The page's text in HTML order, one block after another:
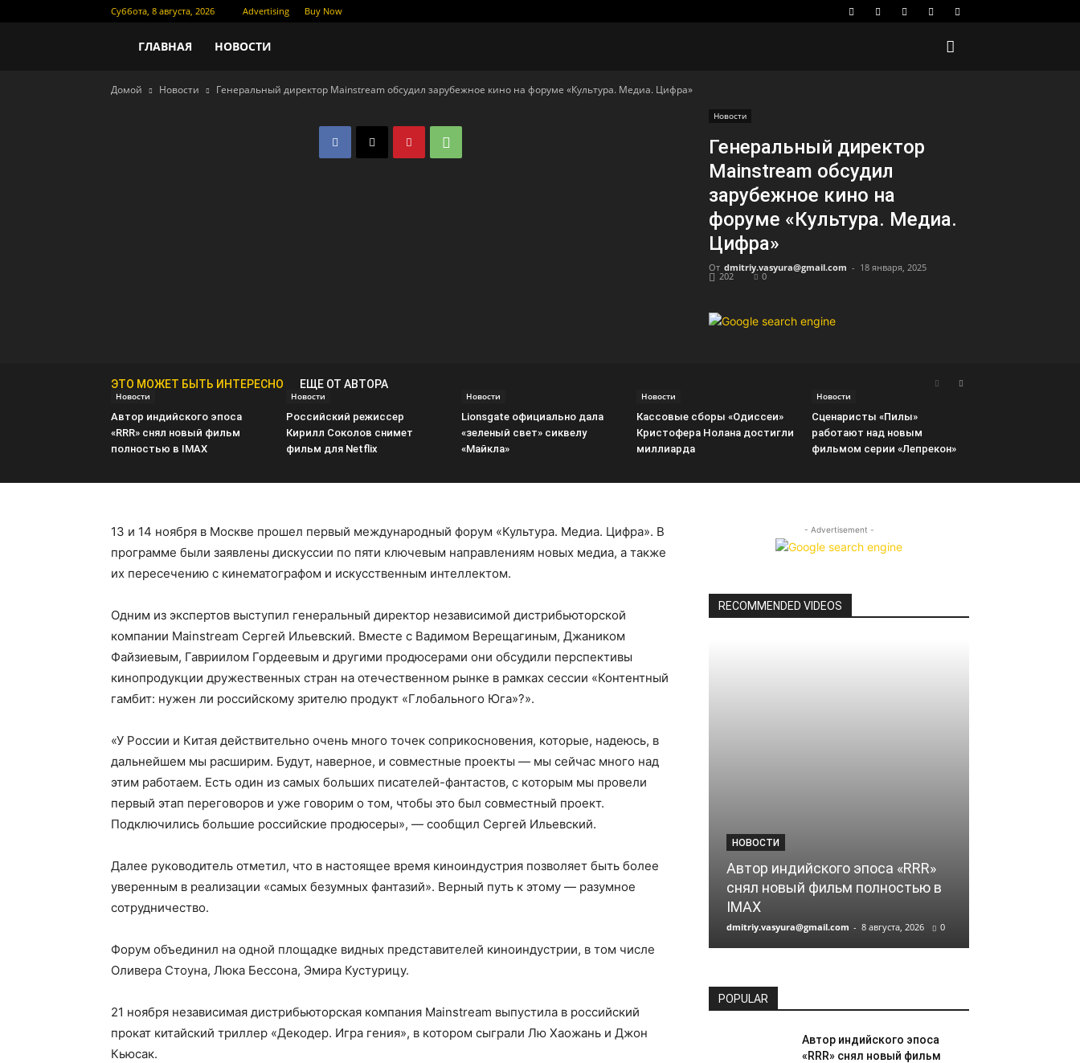
Суббота, 8 августа, 2026 Advertising Buy Now
Новости
кино
ГЛАВНАЯ НОВОСТИ
Домой Новости Генеральный директор Mainstream обсудил зарубежное кино на форуме «Культура. Медиа. Цифра»
Новости
Генеральный директор
Mainstream обсудил
зарубежное кино на
форуме «Культура. Медиа.
Цифра»
От dmitriy.vasyura@gmail.com - 18 января, 2025
202 0
ЭТО МОЖЕТ БЫТЬ ИНТЕРЕСНО ЕЩЕ ОТ АВТОРА
Новости
Автор индийского эпоса
«RRR» снял новый фильм
полностью в IMAX
Новости
Российский режиссер
Кирилл Соколов снимет
фильм для Netflix
Новости
Lionsgate официально дала
«зеленый свет» сиквелу
«Майкла»
Новости
Кассовые сборы «Одиссеи»
Кристофера Нолана достигли
миллиарда
Новости
Сценаристы «Пилы»
работают над новым
фильмом серии «Лепрекон»
13 и 14 ноября в Москве прошел первый международный форум «Культура. Медиа. Цифра». В
программе были заявлены дискуссии по пяти ключевым направлениям новых медиа, а также
их пересечению с кинематографом и искусственным интеллектом.
Одним из экспертов выступил генеральный директор независимой дистрибьюторской
компании Mainstream Сергей Ильевский. Вместе с Вадимом Верещагиным, Джаником
Файзиевым, Гавриилом Гордеевым и другими продюсерами они обсудили перспективы
кинопродукции дружественных стран на отечественном рынке в рамках сессии «Контентный
гамбит: нужен ли российскому зрителю продукт «Глобального Юга»?».
«У России и Китая действительно очень много точек соприкосновения, которые, надеюсь, в
дальнейшем мы расширим. Будут, наверное, и совместные проекты — мы сейчас много над
этим работаем. Есть один из самых больших писателей-фантастов, с которым мы провели
первый этап переговоров и уже говорим о том, чтобы это был совместный проект.
Подключились большие российские продюсеры», — сообщил Сергей Ильевский.
Далее руководитель отметил, что в настоящее время киноиндустрия позволяет быть более
уверенным в реализации «самых безумных фантазий». Верный путь к этому — разумное
сотрудничество.
Форум объединил на одной площадке видных представителей киноиндустрии, в том числе
Оливера Стоуна, Люка Бессона, Эмира Кустурицу.
21 ноября независимая дистрибьюторская компания Mainstream выпустила в российский
прокат китайский триллер «Декодер. Игра гения», в котором сыграли Лю Хаожань и Джон
Кьюсак.
- Advertisement -
RECOMMENDED VIDEOS
НОВОСТИ
Автор индийского эпоса «RRR»
снял новый фильм полностью в
IMAX
dmitriy.vasyura@gmail.com - 8 августа, 2026 0
POPULAR
Автор индийского эпоса
«RRR» снял новый фильм